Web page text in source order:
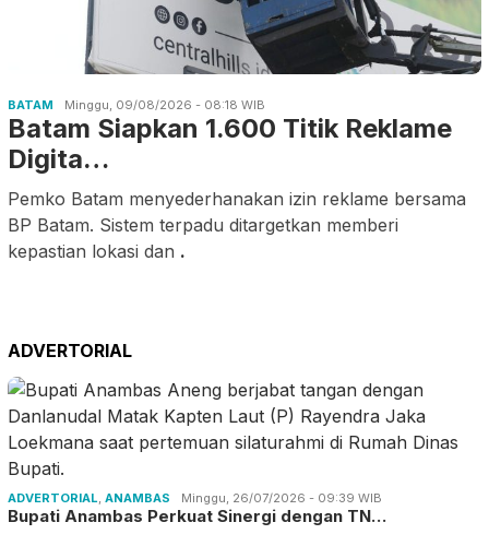
BATAM Minggu, 09/08/2026 - 08:18 WIB
Batam Siapkan 1.600 Titik Reklame
Digita…
Pemko Batam menyederhanakan izin reklame bersama
BP Batam. Sistem terpadu ditargetkan memberi
kepastian lokasi dan .
ADVERTORIAL
ADVERTORIAL, ANAMBAS Minggu, 26/07/2026 - 09:39 WIB
Bupati Anambas Perkuat Sinergi dengan TN…